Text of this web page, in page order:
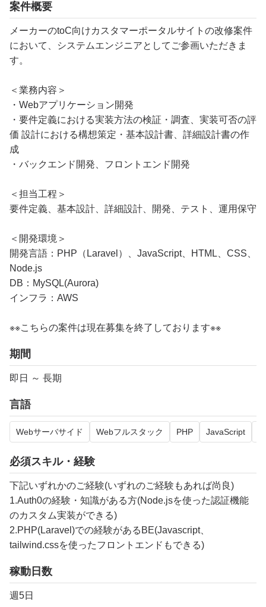
案件概要
メーカーのtoC向けカスタマーポータルサイトの改修案件
において、システムエンジニアとしてご参画いただきま
す。
＜業務内容＞
・Webアプリケーション開発
・要件定義における実装方法の検証・調査、実装可否の評
価 設計における構想策定・基本設計書、詳細設計書の作
成
・バックエンド開発、フロントエンド開発
＜担当工程＞
要件定義、基本設計、詳細設計、開発、テスト、運用保守
＜開発環境＞
開発言語：PHP（Laravel）、JavaScript、HTML、CSS、
Node.js
DB：MySQL(Aurora)
インフラ：AWS
※※こちらの案件は現在募集を終了しております※※​
期間
即日 ～ 長期
言語
Webサーバサイド Webフルスタック PHP JavaScript
必須スキル・経験
下記いずれかのご経験(いずれのご経験もあれば尚良)
1.Auth0の経験・知識がある方(Node.jsを使った認証機能
のカスタム実装ができる)
2.PHP(Laravel)での経験があるBE(Javascript、
tailwind.cssを使ったフロントエンドもできる)
稼動日数
週5日